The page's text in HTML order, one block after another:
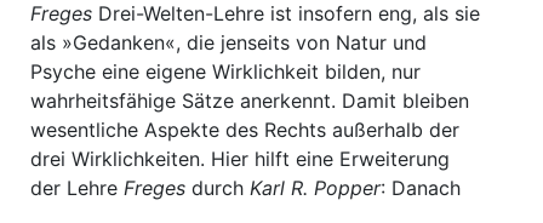
Freges Drei-Welten-Lehre ist insofern eng, als sie
als »Gedanken«, die jenseits von Natur und
Psyche eine eigene Wirklichkeit bilden, nur
wahrheitsfähige Sätze anerkennt. Damit bleiben
wesentliche Aspekte des Rechts außerhalb der
drei Wirklichkeiten. Hier hilft eine Erweiterung
der Lehre Freges durch Karl R. Popper: Danach